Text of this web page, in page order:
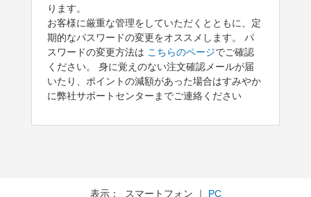
ります。
お客様に厳重な管理をしていただくとともに、定
期的なパスワードの変更をオススメします。 パ
スワードの変更方法は こちらのページでご確認
ください。 身に覚えのない注文確認メールが届
いたり、ポイントの減額があった場合はすみやか
に弊社サポートセンターまでご連絡ください
表示： スマートフォン ｜ PC